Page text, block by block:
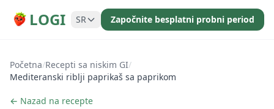
LOGI SR Započnite besplatni probni period
Početna/Recepti sa niskim GI/
Mediteranski riblji paprikaš sa paprikom
← Nazad na recepte